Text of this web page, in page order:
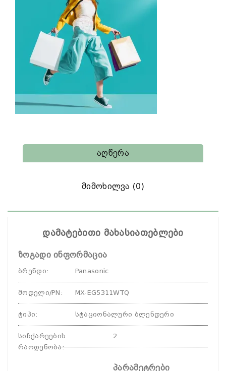
Აღწერა
Მიმოხილვა (0)
დამატებითი მახასიათებლები
ზოგადი ინფორმაცია
ბრენდი: Panasonic
მოდელი/PN : MX-EG5311WTQ
ტიპი: სტაციონალური ბლენდერი
სიჩქარეების
რაოდენობა:
2
პარამეტრები